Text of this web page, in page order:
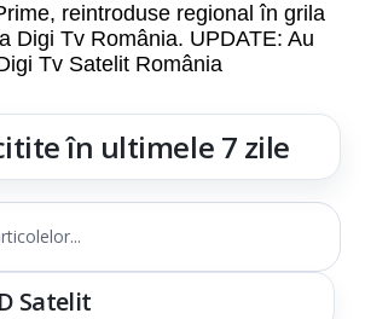
reintroduse regional în grila
Digi Tv România. UPDATE: Au
Tv Satelit România
în ultimele 7 zile
Satelit